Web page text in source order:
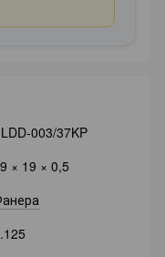
003/37KP
× 19 × 0,5